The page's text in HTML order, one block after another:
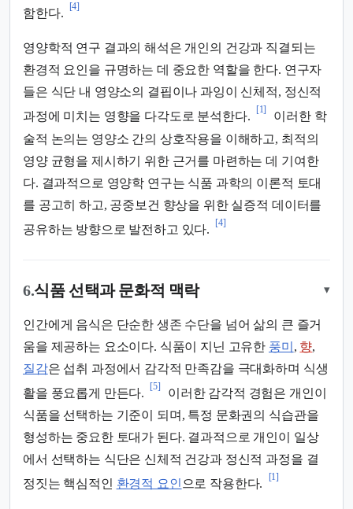
함한다.
[4]
영양학적 연구 결과의 해석은 개인의 건강과 직결되는
환경적 요인을 규명하는 데 중요한 역할을 한다. 연구자
들은 식단 내 영양소의 결핍이나 과잉이 신체적, 정신적
과정에 미치는 영향을 다각도로 분석한다.
[1]
이러한 학
술적 논의는 영양소 간의 상호작용을 이해하고, 최적의
영양 균형을 제시하기 위한 근거를 마련하는 데 기여한
다. 결과적으로 영양학 연구는 식품 과학의 이론적 토대
를 공고히 하고, 공중보건 향상을 위한 실증적 데이터를
공유하는 방향으로 발전하고 있다.
[4]
6.식품 선택과 문화적 맥락 ▾
인간에게 음식은 단순한 생존 수단을 넘어 삶의 큰 즐거
움을 제공하는 요소이다. 식품이 지닌 고유한 풍미 , 향,
질감은 섭취 과정에서 감각적 만족감을 극대화하며 식생
활을 풍요롭게 만든다.
[5]
이러한 감각적 경험은 개인이
식품을 선택하는 기준이 되며, 특정 문화권의 식습관을
형성하는 중요한 토대가 된다. 결과적으로 개인이 일상
에서 선택하는 식단은 신체적 건강과 정신적 과정을 결
정짓는 핵심적인 환경적 요인으로 작용한다.
[1]